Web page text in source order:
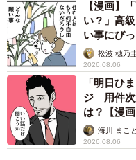
【漫画】
い？」高
い事にび
松波 穂乃
2026.08.06
「明日ひ
ジ 用件次
は？【漫画
海川 まこと
2026.08.06